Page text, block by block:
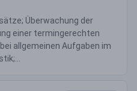
Überwachung der
einer termingerechten
allgemeinen Aufgaben im